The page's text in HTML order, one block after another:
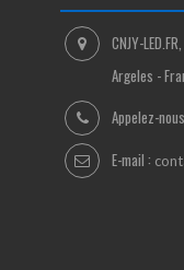
CNJY-
Argeles -
Appelez-
E-mail :